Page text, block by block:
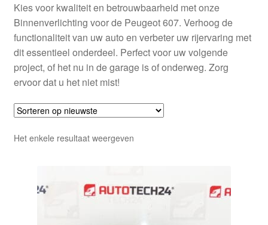
Wereldwijde verzending
Winkelwagen
Kies voor kwaliteit en betrouwbaarheid met onze
Binnenverlichting voor de Peugeot 607. Verhoog de
functionaliteit van uw auto en verbeter uw rijervaring met
dit essentieel onderdeel. Perfect voor uw volgende
project, of het nu in de garage is of onderweg. Zorg
ervoor dat u het niet mist!
Het enkele resultaat weergeven